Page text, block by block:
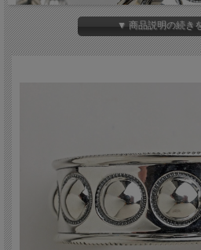
現在、新進気鋭のインディ
ティストの中で最も注目さ
ナ州ハード・ミュージアム
年ベスト・オブ・ショー』
サンダーソンさんの作品で
▼ 商品説明の続き